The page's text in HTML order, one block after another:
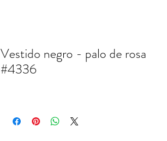
Vestido negro - palo de rosa
#4336